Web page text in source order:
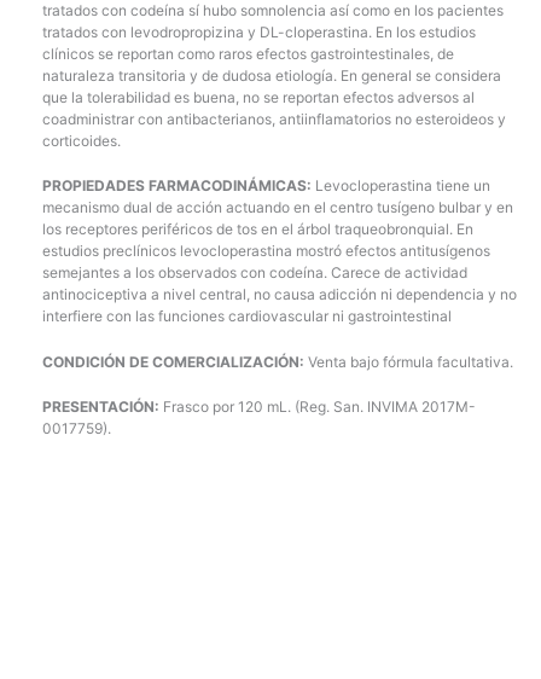
tratados con codeína sí hubo somnolencia así como en los pacientes
tratados con levodropropizina y DL-cloperastina. En los estudios
clínicos se reportan como raros efectos gastrointestinales, de
naturaleza transitoria y de dudosa etiología. En general se considera
que la tolerabilidad es buena, no se reportan efectos adversos al
coadministrar con antibacterianos, antiinflamatorios no esteroideos y
corticoides.
PROPIEDADES FARMACODINÁMICAS: Levocloperastina tiene un
mecanismo dual de acción actuando en el centro tusígeno bulbar y en
los receptores periféricos de tos en el árbol traqueobronquial. En
estudios preclínicos levocloperastina mostró efectos antitusígenos
semejantes a los observados con codeína. Carece de actividad
antinociceptiva a nivel central, no causa adicción ni dependencia y no
interfiere con las funciones cardiovascular ni gastrointestinal
CONDICIÓN DE COMERCIALIZACIÓN: Venta bajo fórmula facultativa.
PRESENTACIÓN: Frasco por 120 mL. (Reg. San. INVIMA 2017M-
0017759).